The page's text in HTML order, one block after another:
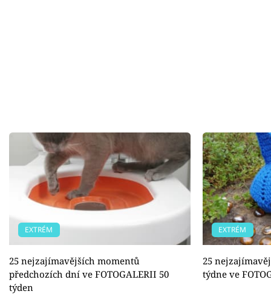
EXTRÉM
25 nejzajímavějších momentů
předchozích dní ve FOTOGALERII 50
týden
EXTRÉM
25
týdne ve